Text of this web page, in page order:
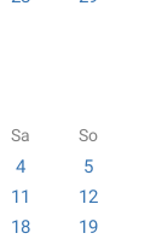
Sa So
4
5
11
12
18
19